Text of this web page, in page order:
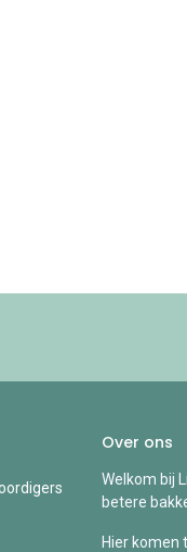
Over ons
Welkom bij
betere
Hier komen